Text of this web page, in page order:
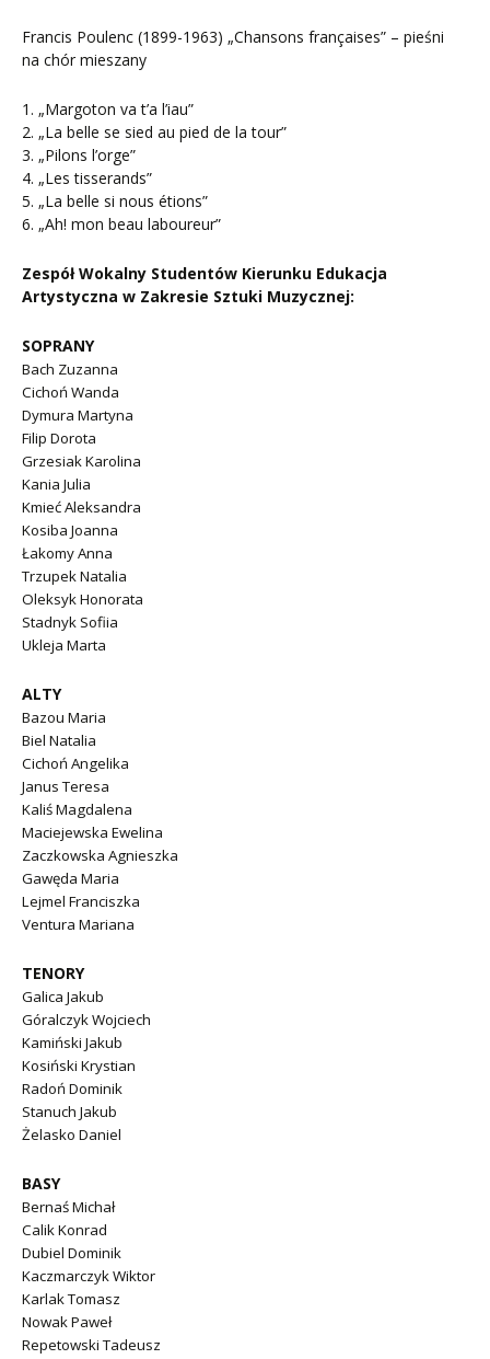
Francis Poulenc (1899-1963) „Chansons françaises” – pieśni
na chór mieszany
1. „Margoton va t’a l’iau”
2. „La belle se sied au pied de la tour”
3. „Pilons l’orge”
4. „Les tisserands”
5. „La belle si nous étions”
6. „Ah! mon beau laboureur”
Zespół Wokalny Studentów Kierunku Edukacja
Artystyczna w Zakresie Sztuki Muzycznej:
SOPRANY
Bach Zuzanna
Cichoń Wanda
Dymura Martyna
Filip Dorota
Grzesiak Karolina
Kania Julia
Kmieć Aleksandra
Kosiba Joanna
Łakomy Anna
Trzupek Natalia
Oleksyk Honorata
Stadnyk Sofiia
Ukleja Marta
ALTY
Bazou Maria
Biel Natalia
Cichoń Angelika
Janus Teresa
Kaliś Magdalena
Maciejewska Ewelina
Zaczkowska Agnieszka
Gawęda Maria
Lejmel Franciszka
Ventura Mariana
TENORY
Galica Jakub
Góralczyk Wojciech
Kamiński Jakub
Kosiński Krystian
Radoń Dominik
Stanuch Jakub
Żelasko Daniel
BASY
Bernaś Michał
Calik Konrad
Dubiel Dominik
Kaczmarczyk Wiktor
Karlak Tomasz
Nowak Paweł
Repetowski Tadeusz